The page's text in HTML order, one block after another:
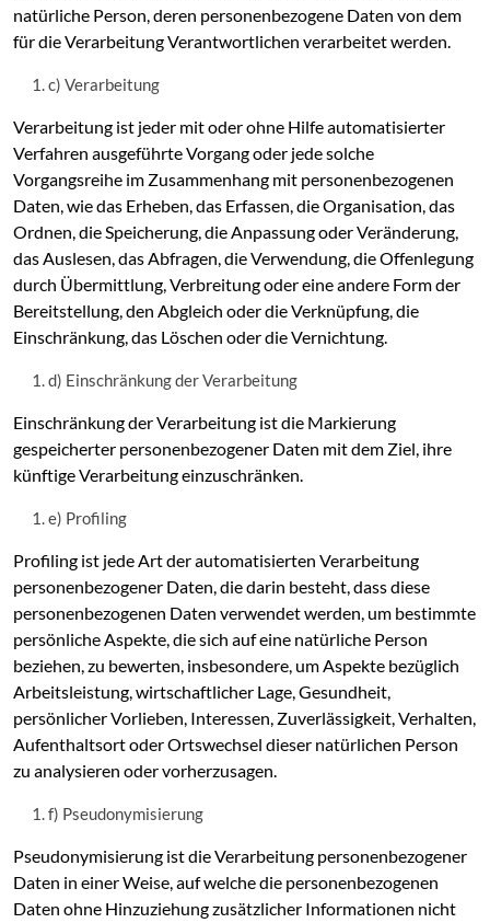
natürliche Person, deren personenbezogene Daten von dem
für die Verarbeitung Verantwortlichen verarbeitet werden.
c) Verarbeitung
Verarbeitung ist jeder mit oder ohne Hilfe automatisierter
Verfahren ausgeführte Vorgang oder jede solche
Vorgangsreihe im Zusammenhang mit personenbezogenen
Daten, wie das Erheben, das Erfassen, die Organisation, das
Ordnen, die Speicherung, die Anpassung oder Veränderung,
das Auslesen, das Abfragen, die Verwendung, die Offenlegung
durch Übermittlung, Verbreitung oder eine andere Form der
Bereitstellung, den Abgleich oder die Verknüpfung, die
Einschränkung, das Löschen oder die Vernichtung.
d) Einschränkung der Verarbeitung
Einschränkung der Verarbeitung ist die Markierung
gespeicherter personenbezogener Daten mit dem Ziel, ihre
künftige Verarbeitung einzuschränken.
e) Profiling
Profiling ist jede Art der automatisierten Verarbeitung
personenbezogener Daten, die darin besteht, dass diese
personenbezogenen Daten verwendet werden, um bestimmte
persönliche Aspekte, die sich auf eine natürliche Person
beziehen, zu bewerten, insbesondere, um Aspekte bezüglich
Arbeitsleistung, wirtschaftlicher Lage, Gesundheit,
persönlicher Vorlieben, Interessen, Zuverlässigkeit, Verhalten,
Aufenthaltsort oder Ortswechsel dieser natürlichen Person
zu analysieren oder vorherzusagen.
f) Pseudonymisierung
Pseudonymisierung ist die Verarbeitung personenbezogener
Daten in einer Weise, auf welche die personenbezogenen
Daten ohne Hinzuziehung zusätzlicher Informationen nicht